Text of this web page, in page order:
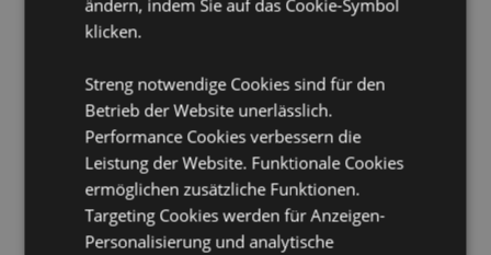
Produkttressourcen:
erfahren?Dann lesen Sie unserenLeitfaden für
Kundeninformationen.
Produktattribute
Information
Höhe 13.5cm Breite 8cm Tiefe 8.5cm
5055071507601
ändern, indem Sie auf das Cookie-Symbol
klicken.
Streng notwendige Cookies sind für den
Betrieb der Website unerlässlich.
Performance Cookies verbessern die
Leistung der Website. Funktionale Cookies
ermöglichen zusätzliche Funktionen.
Targeting Cookies werden für Anzeigen-
Personalisierung und analytische